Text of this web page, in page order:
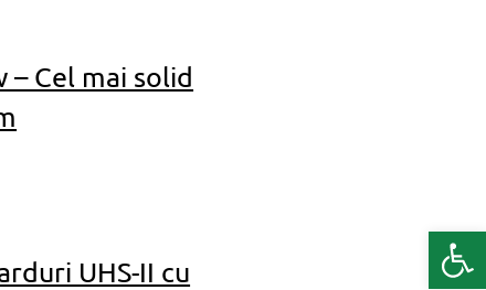
– Cel mai solid
UHS-II cu